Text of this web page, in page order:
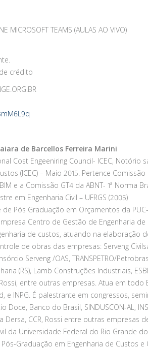
MICROSOFT TEAMS (AULAS AO VIVO)
crédito
de Barcellos Ferreira Marini
Cost Engeeniring Council- ICEC, Notório
(ICEC) – Maio 2015. Pertence Comissão
e a Comissão GT4 da ABNT- 1ª Norma
em Engenharia Civil – UFRGS (2005)
Pós Graduação em Orçamentos da
Centro de Gestão de Engenharia
de custos, atuando na elaboração
de obras das empresas: Serveng
Serveng /OAS, TRANSPETRO/
(RS), Lamb Construções Industriais,
entre outras empresas. Atua em todo
e INPG. É palestrante em congressos,
Doce, Banco do Brasil, SINDUSCON-AL,
Dersa, CCR, Rossi entre outras empresas
da Universidade Federal do Rio Grande do
Graduação em Engenharia de Custos